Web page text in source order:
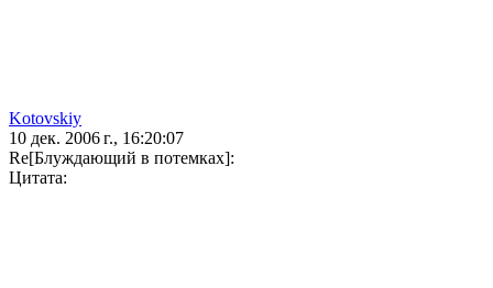
Kotovskiy
10 дек. 2006 г., 16:20:07
Re[Блуждающий в потемках]:
Цитата: